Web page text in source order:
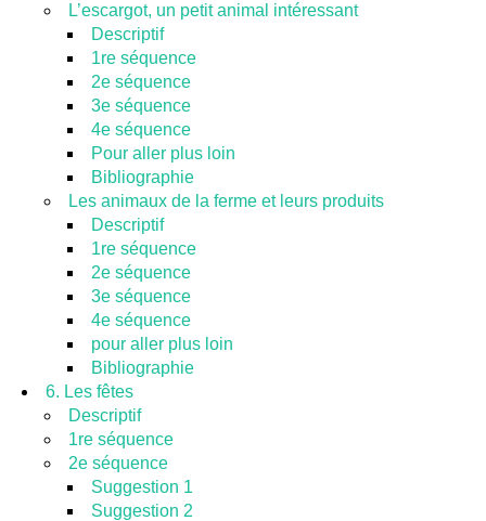
L’escargot, un petit animal intéressant
Descriptif
1re séquence
2e séquence
3e séquence
4e séquence
Pour aller plus loin
Bibliographie
Les animaux de la ferme et leurs produits
Descriptif
1re séquence
2e séquence
3e séquence
4e séquence
pour aller plus loin
Bibliographie
6. Les fêtes
Descriptif
1re séquence
2e séquence
Suggestion 1
Suggestion 2